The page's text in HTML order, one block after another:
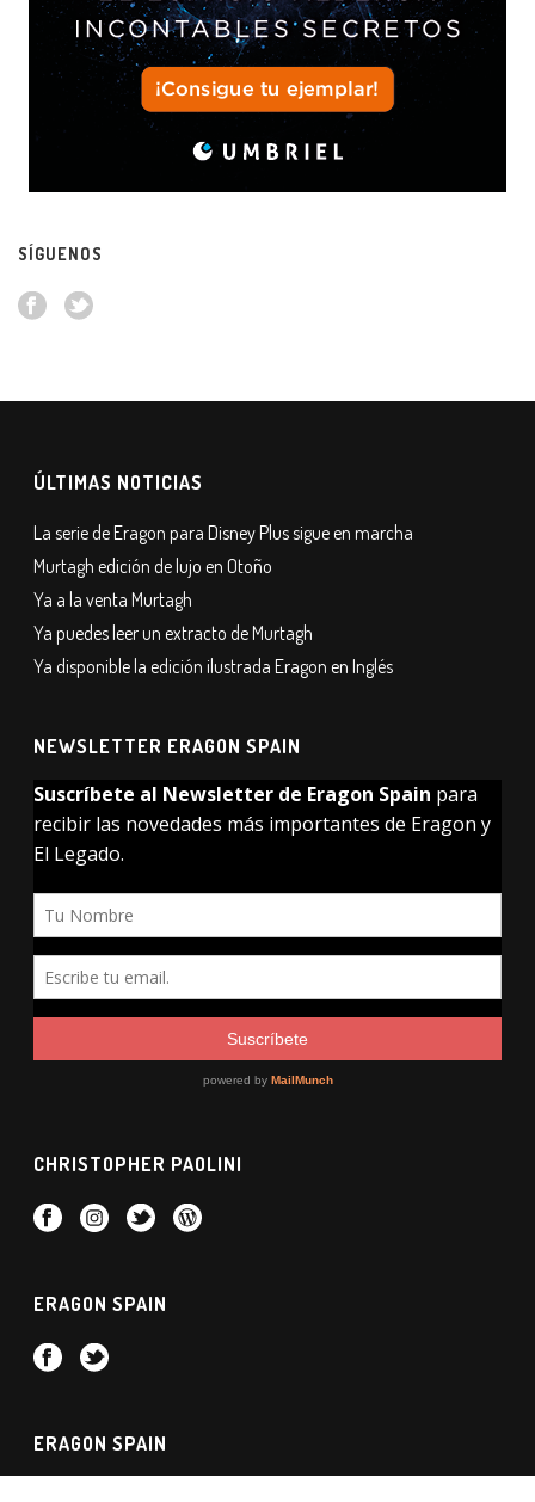
SÍGUENOS
ÚLTIMAS NOTICIAS
La serie de Eragon para Disney Plus sigue en marcha
Murtagh edición de lujo en Otoño
Ya a la venta Murtagh
Ya puedes leer un extracto de Murtagh
Ya disponible la edición ilustrada Eragon en Inglés
NEWSLETTER ERAGON SPAIN
CHRISTOPHER PAOLINI
ERAGON SPAIN
ERAGON SPAIN